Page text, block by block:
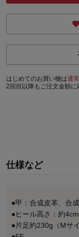
はじめてのお買い物は通
2回目以降もご注文金額に
仕様など
●甲：合成皮革、合
●ヒール高さ：約4cm
●片足約230g（Mサイ